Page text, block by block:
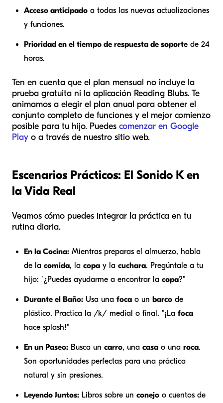
Acceso anticipado a todas las nuevas actualizaciones
y funciones.
Prioridad en el tiempo de respuesta de soporte de 24
horas.
Ten en cuenta que el plan mensual no incluye la
prueba gratuita ni la aplicación Reading Blubs. Te
animamos a elegir el plan anual para obtener el
conjunto completo de funciones y el mejor comienzo
posible para tu hijo. Puedes comenzar en Google
Play o a través de nuestro sitio web.
Escenarios Prácticos: El Sonido K en
la Vida Real
Veamos cómo puedes integrar la práctica en tu
rutina diaria.
En la Cocina: Mientras preparas el almuerzo, habla
de la comida, la copa y la cuchara. Pregúntale a tu
hijo: "¿Puedes ayudarme a encontrar la copa?"
Durante el Baño: Usa una foca o un barco de
plástico. Practica la /k/ medial o final. "¡La foca
hace splash!"
En un Paseo: Busca un carro, una casa o una roca.
Son oportunidades perfectas para una práctica
natural y sin presiones.
Leyendo Juntos: Libros sobre un conejo o cuentos de